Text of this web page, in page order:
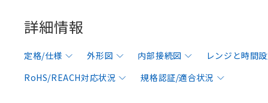
詳細情報
定格/仕様 外形図 内部接続図 レンジと時間
RoHS/REACH対応状況
規格認証/適合状況